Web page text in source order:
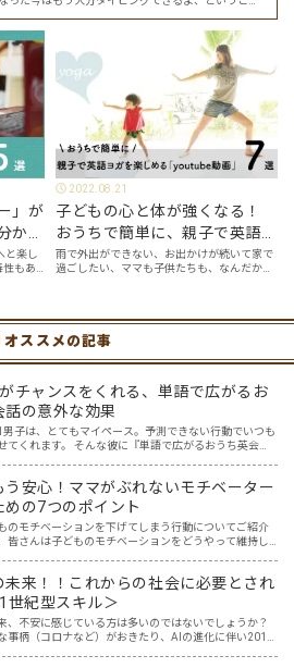
」が
から
画５
と楽し
性もあ
2022.08.21
子どもの心と体が強くなる！
おうちで簡単に、親子で英語ヨ
ガを楽しめる「youtube動画」
７選
雨で外出ができない、お出かけが続いて家で
過ごしたい、ママも子供たちも、なんだか疲
スメの「youtube動画」を紹介します…
オススメの記事
チャンスをくれる、単語で広がるお
話の意外な効果
男子は、とてもマイペース。予測できない行動でいつも
てくれます。 そんな彼に『単語で広がるおうち英会
う安心！ママがぶれないモチベーター
めの7つのポイント
のモチベーションを下げてしまう行動についてご紹介
皆さんは子どものモチベーションをどうやって維持し
未来！！これからの社会に必要とされ
世紀型スキル＞
、不安に感じている方は多いのではないでしょうか？
事柄（コロナなど）がおきたり、AIの進化に伴い2011